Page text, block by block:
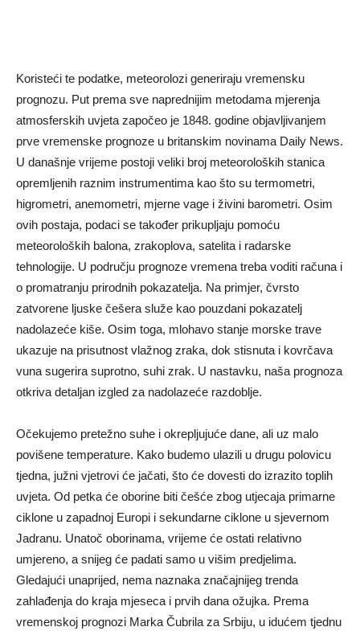
Koristeći te podatke, meteorolozi generiraju vremensku
prognozu. Put prema sve naprednijim metodama mjerenja
atmosferskih uvjeta započeo je 1848. godine objavljivanjem
prve vremenske prognoze u britanskim novinama Daily News.
U današnje vrijeme postoji veliki broj meteoroloških stanica
opremljenih raznim instrumentima kao što su termometri,
higrometri, anemometri, mjerne vage i živini barometri. Osim
ovih postaja, podaci se također prikupljaju pomoću
meteoroloških balona, ​​zrakoplova, satelita i radarske
tehnologije. U području prognoze vremena treba voditi računa i
o promatranju prirodnih pokazatelja. Na primjer, čvrsto
zatvorene ljuske češera služe kao pouzdani pokazatelj
nadolazeće kiše. Osim toga, mlohavo stanje morske trave
ukazuje na prisutnost vlažnog zraka, dok stisnuta i kovrčava
vuna sugerira suprotno, suhi zrak. U nastavku, naša prognoza
otkriva detaljan izgled za nadolazeće razdoblje.
Očekujemo pretežno suhe i okrepljujuće dane, ali uz malo
povišene temperature. Kako budemo ulazili u drugu polovicu
tjedna, južni vjetrovi će jačati, što će dovesti do izrazito toplih
uvjeta. Od petka će oborine biti češće zbog utjecaja primarne
ciklone u zapadnoj Europi i sekundarne ciklone u sjevernom
Jadranu. Unatoč oborinama, vrijeme će ostati relativno
umjereno, a snijeg će padati samo u višim predjelima.
Gledajući unaprijed, nema naznaka značajnijeg trenda
zahlađenja do kraja mjeseca i prvih dana ožujka. Prema
vremenskoj prognozi Marka Čubrila za Srbiju, u idućem tjednu